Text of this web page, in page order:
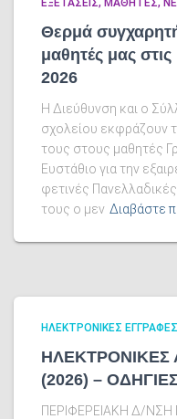
ΕΞΕΤΑΣΕΙΣ ΜΑΘΗΤΕΣ
Θερμά
μαθητές μας
2026
Η Διεύθυνση και ο
σχολείου εκφράζουν
τους στους μαθητές
Ευστάθιο για την
φετινές
τους ο μεν Διαβάστε
ΗΛΕΚΤΡΟΝΙΚΕΣ ΕΓΓΡΑΦΕΣ
ΗΛΕΚΤΡΟΝΙΚΕΣ
(2026) –
ΠΕΡΙΦΕΡΕΙΑΚΗ Δ/